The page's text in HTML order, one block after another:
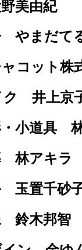
美由紀
やまだて
コット株
ク 井上京
・小道具
林アキラ
玉置千砂
鈴木邦智